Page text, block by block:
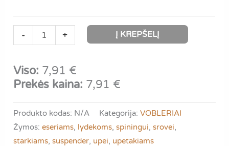
-
produkto
kiekis:
Suspend
65
+ Į KREPŠELĮ
Viso: 7,91 €
Prekės kaina: 7,91 €
Produkto kodas: N/A Kategorija:VOBLERIAI
Žymos:eseriams, lydekoms,spiningui,srovei,
starkiams,suspender, upei, upetakiams